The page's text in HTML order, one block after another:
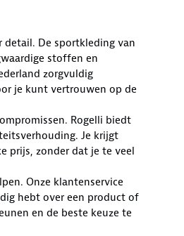
De sportkleding van
stoffen en
zorgvuldig
je kunt vertrouwen op de
Rogelli biedt
Je krijgt
prijs, zonder dat je te veel
Onze klantenservice
hebt over een product of
en de beste keuze te